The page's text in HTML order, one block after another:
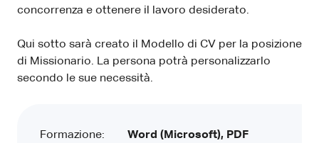
concorrenza e ottenere il lavoro desiderato.
Qui sotto sarà creato il Modello di CV per la posizione
di Missionario. La persona potrà personalizzarlo
secondo le sue necessità.
Formazione:
Word (Microsoft), PDF